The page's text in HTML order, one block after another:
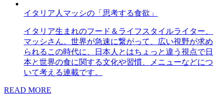
イタリア人マッシの「思考する食欲」
イタリア生まれのフード＆ライフスタイルライター、
マッシさん。世界が急速に繋がって、広い視野が求め
られるこの時代に、日本人とはちょっと違う視点で日
本と世界の食に関する文化や習慣、メニューなどにつ
いて考える連載です。
READ MORE